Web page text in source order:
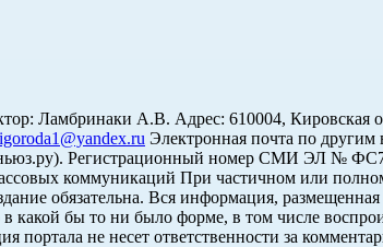
Ламбринаки А.В. Адрес: 610004, Кировская
Электронная почта по другим
Регистрационный номер СМИ ЭЛ №
коммуникаций При частичном или
обязательна. Вся информация,
бы то ни было форме, в том числе
портала не несет ответственности за